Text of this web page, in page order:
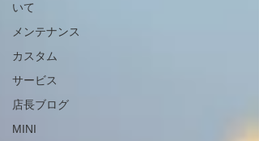
いて
メンテナンス
カスタム
サービス
店長ブログ
MINI